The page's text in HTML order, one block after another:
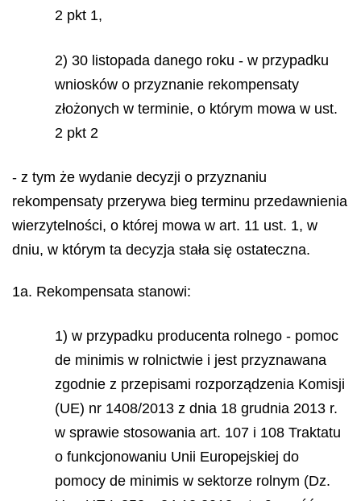
2 pkt 1,
2) 30 listopada danego roku - w przypadku
wniosków o przyznanie rekompensaty
złożonych w terminie, o którym mowa w ust.
2 pkt 2
- z tym że wydanie decyzji o przyznaniu
rekompensaty przerywa bieg terminu przedawnienia
wierzytelności, o której mowa w art. 11 ust. 1, w
dniu, w którym ta decyzja stała się ostateczna.
1a. Rekompensata stanowi:
1) w przypadku producenta rolnego - pomoc
de minimis w rolnictwie i jest przyznawana
zgodnie z przepisami rozporządzenia Komisji
(UE) nr 1408/2013 z dnia 18 grudnia 2013 r.
w sprawie stosowania art. 107 i 108 Traktatu
o funkcjonowaniu Unii Europejskiej do
pomocy de minimis w sektorze rolnym (Dz.